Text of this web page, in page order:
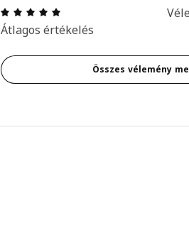
Értékelés: 5 / 5 csillagok.
Átlagos értékelés
Összes vélemény